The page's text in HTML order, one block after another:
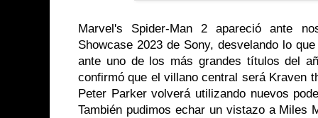
Marvel's Spider-Man 2 apareció ante
Showcase 2023 de Sony, desvelando lo
ante uno de los más grandes títulos del
confirmó que el villano central será Kraven
Peter Parker volverá utilizando nuevos
También pudimos echar un vistazo a Miles